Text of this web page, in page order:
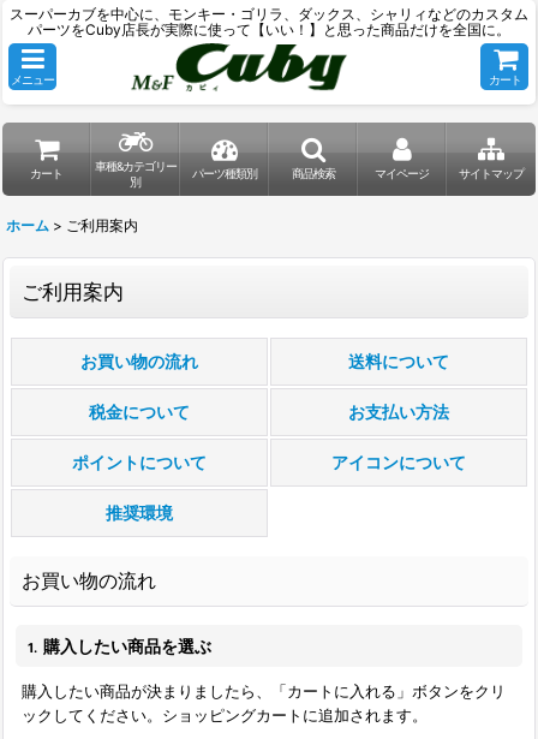
スーパーカブを中心に、モンキー・ゴリラ、ダックス、シャリィなどのカスタム
パーツをCuby店長が実際に使って【いい！】と思った商品だけを全国に。
メニュー カート
カート
車種&カテゴリー
別
パーツ種類別 商品検索 マイページ サイトマップ
ホーム > ご利用案内
ご利用案内
お買い物の流れ 送料について
税金について お支払い方法
ポイントについて アイコンについて
推奨環境
お買い物の流れ
1. 購入したい商品を選ぶ
購入したい商品が決まりましたら、「カートに入れる」ボタンをクリ
ックしてください。ショッピングカートに追加されます。